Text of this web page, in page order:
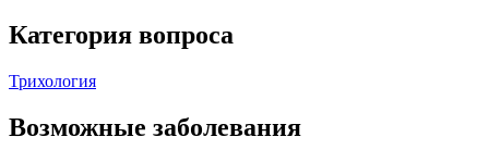
Категория вопроса
Трихология
Возможные заболевания